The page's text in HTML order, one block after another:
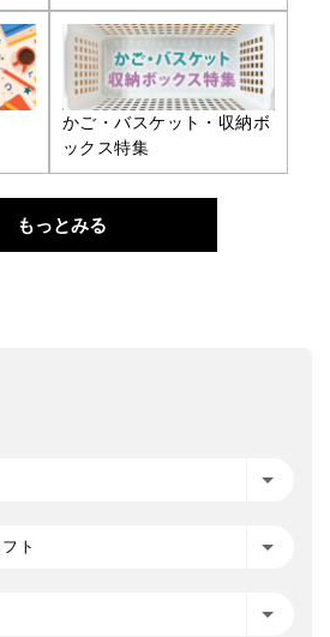
かご・バスケット・収納ボ
ックス特集
もっとみる
ト